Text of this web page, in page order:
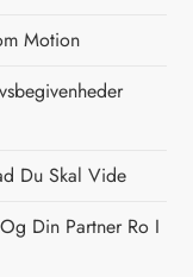
Motion
Du Skal Vide
Din Partner Ro I